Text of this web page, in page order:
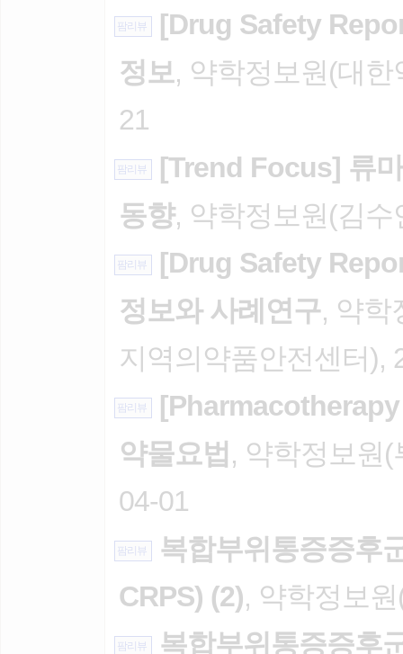
팜리뷰
[Drug Safety
정보, 약학정보원(대
21
팜리뷰
[Trend Focus] 류
동향, 약학정보원(김수
팜리뷰
[Drug Safety
정보와 사례연구, 약학
지역의약품안전센터),
팜리뷰
약물요법 , 약학정보원
04-01
팜리뷰
복합부위통증증후
CRPS) (2), 약학정보
팜리뷰
복합부위통증증후